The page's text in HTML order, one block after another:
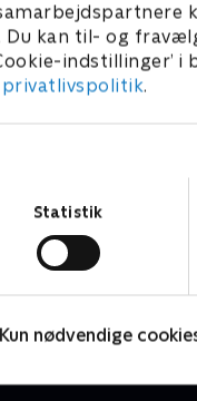
kan til- og
indstillinger’ i
privatlivspolitik.
Statistik
Kun nødvendige